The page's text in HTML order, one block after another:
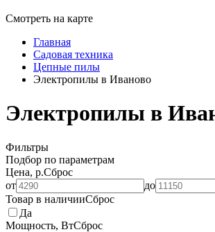
Смотреть на карте
Главная
Садовая техника
Цепные пилы
Электропилы в Иваново
Электропилы в
Фильтры
Подбор по параметрам
Цена, р.Сброс
от
до
Товар в наличииСброс
Да
Мощность, ВтСброс